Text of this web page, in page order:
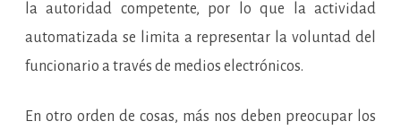
la autoridad competente, por lo que la actividad
automatizada se limita a representar la voluntad del
funcionario a través de medios electrónicos.
En otro orden de cosas, más nos deben preocupar los